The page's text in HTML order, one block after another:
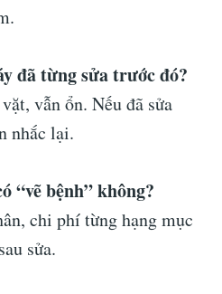
đã từng sửa trước đó?
vẫn ổn. Nếu đã sửa
nhắc lại.
“vẽ bệnh” không?
chi phí từng hạng mục
sửa.